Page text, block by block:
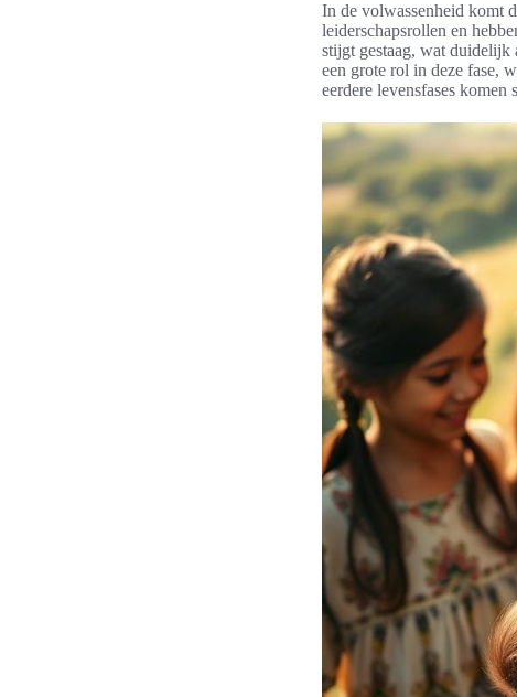
In de volwassenheid komt
leiderschapsrollen en
stijgt gestaag, wat duidelijk
een grote rol in deze fase,
eerdere levensfases